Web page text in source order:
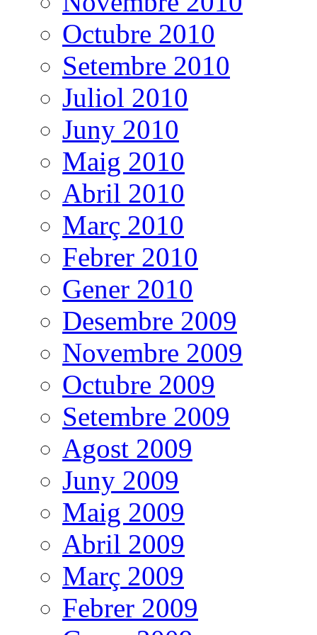
Octubre 2010
Setembre 2010
Juliol 2010
Juny 2010
Maig 2010
Abril 2010
Març 2010
Febrer 2010
Gener 2010
Desembre 2009
Novembre 2009
Octubre 2009
Setembre 2009
Agost 2009
Juny 2009
Maig 2009
Abril 2009
Març 2009
Febrer 2009